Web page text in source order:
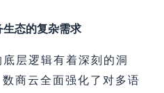
生态的复杂需求
层逻辑有着深刻的洞
商云全面强化了对多语